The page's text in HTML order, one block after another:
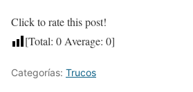
Click to rate this post!
[Total: 0Average: 0]
Categorías: Trucos